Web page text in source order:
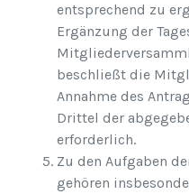
entsprechend zu
Ergänzung der
beschließt die
Annahme des
Drittel der
erforderlich.
Zu den Aufgaben
gehören